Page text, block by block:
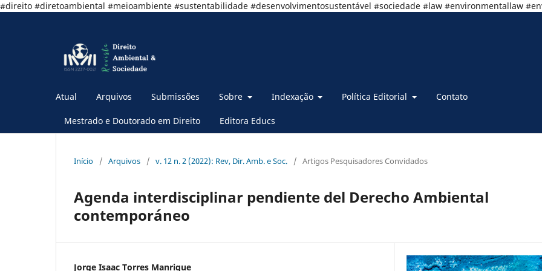
#direito #diretoambiental #meioambiente #sustentabilidade #desenvolvimentosustentável #sociedade #law #environmentallaw
Atual Arquivos Submissões Sobre Indexação Política Editorial Contato
Mestrado e Doutorado em Direito Editora Educs
Início / Arquivos / v. 12 n. 2 (2022): Rev, Dir. Amb. e Soc. / Artigos Pesquisadores Convidados
Agenda interdisciplinar pendiente del Derecho Ambiental
contemporáneo
Jorge Isaac Torres Manrique